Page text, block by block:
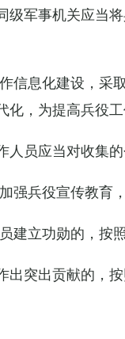
级军事机关应当
信息化建设，采
，为提高兵役工
员应当对收集
强兵役宣传教育
建立功勋的，按
突出贡献的，